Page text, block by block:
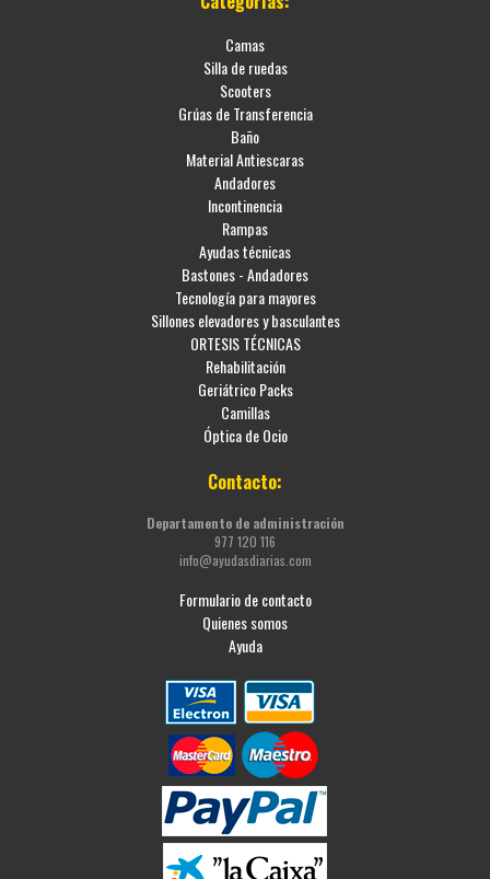
Camas
Silla de ruedas
Scooters
Grúas de Transferencia
Baño
Material Antiescaras
Andadores
Incontinencia
Rampas
Ayudas técnicas
Bastones - Andadores
Tecnología para mayores
Sillones elevadores y basculantes
ORTESIS TÉCNICAS
Rehabilitación
Geriátrico Packs
Camillas
Óptica de Ocio
Contacto:
Departamento de administración
977 120 116
info@ayudasdiarias.com
Formulario de contacto
Quienes somos
Ayuda